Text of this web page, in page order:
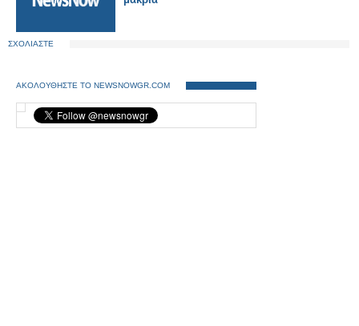
ΣΧΟΛΙΑΣΤΕ
ΑΚΟΛΟΥΘΗΣΤΕ ΤΟ NEWSNOWGR.COM